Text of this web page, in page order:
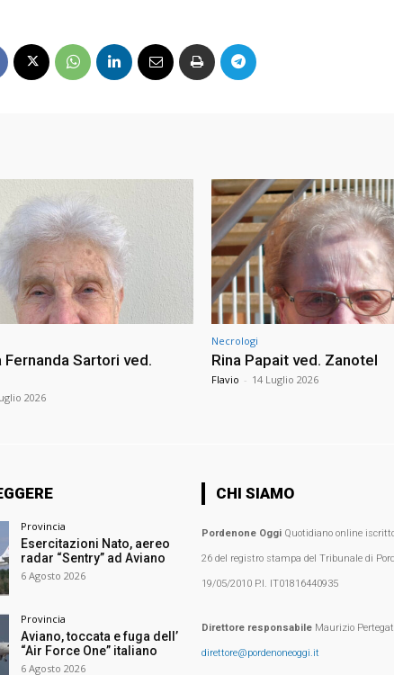
Fernanda Sartori ved.
2026
Necrologi
Rina Papait ved. Zanotel
Flavio - 14 Luglio 2026
Provincia
Esercitazioni Nato, aereo
radar “Sentry” ad Aviano
6 Agosto 2026
Provincia
Aviano, toccata e fuga dell’
“Air Force One” italiano
6 Agosto 2026
CHI SIAMO
Pordenone OggiQuotidiano online
26 del registro stampa del Tribunale di
19/05/2010 P.I. IT01816440935
Direttore responsabileMaurizio
direttore@pordenoneoggi.it